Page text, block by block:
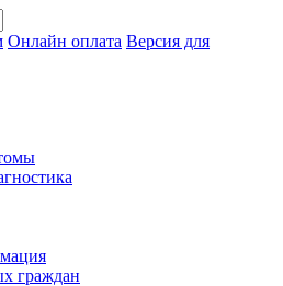
Онлайн оплата Версия для
граждан